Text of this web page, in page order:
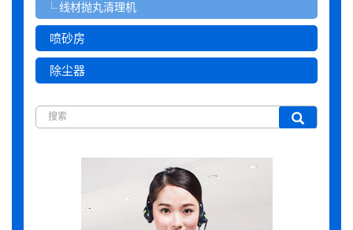
线材抛丸清理机
喷砂房
除尘器